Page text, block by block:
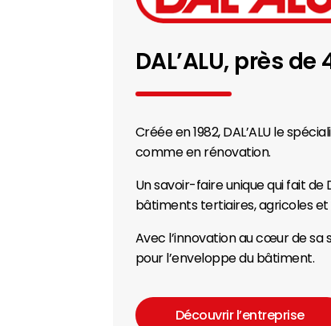
DAL’ALU, près de
Créée en 1982, DAL’ALU le
comme en rénovation.
Un savoir-faire unique qui fait de
bâtiments tertiaires, agricoles et
Avec l’innovation au cœur de sa
pour l’enveloppe du bâtiment.
Découvrir l’entreprise